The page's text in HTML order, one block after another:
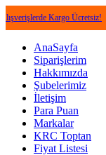
Kargo Ücretsiz! •
AnaSayfa
Siparişlerim
Hakkımızda
Şubelerimiz
İletişim
Para Puan
Markalar
KRC Toptan
Fiyat Listesi